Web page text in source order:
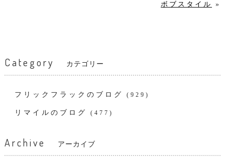
ボブスタイル »
Category カテゴリー
フリックフラックのブログ (929)
リマイルのブログ (477)
Archive アーカイブ